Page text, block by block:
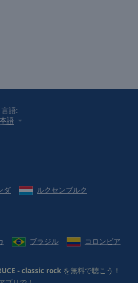
言語:
語
ダ
ルクセンブルク
ブラジル コロンビア
- classic rock を無料で聴こう！